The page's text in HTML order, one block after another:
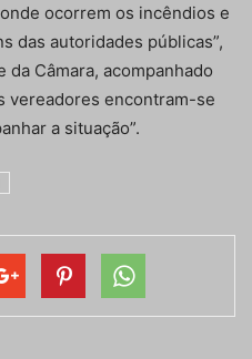
ocorrem os incêndios e
das autoridades públicas”,
Câmara, acompanhado
vereadores encontram-se
a situação”.